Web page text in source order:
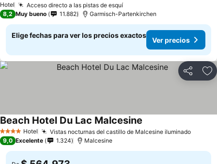
Hotel Acceso directo a las pistas de esquí
8,2 Muy bueno 11.882 Garmisch-Partenkirchen
Elige fechas para ver los precios exactos
Ver precios
Compartir
4 EstrellasHotel Vistas nocturnas del castillo de Malcesine iluminado
Beach Hotel Du Lac Malcesine
9,0 Excelente 1.324 Malcesine